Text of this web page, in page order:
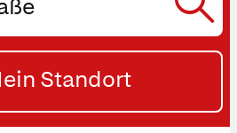
Standort